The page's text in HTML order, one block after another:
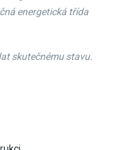
energetická třída
skutečnému stavu.